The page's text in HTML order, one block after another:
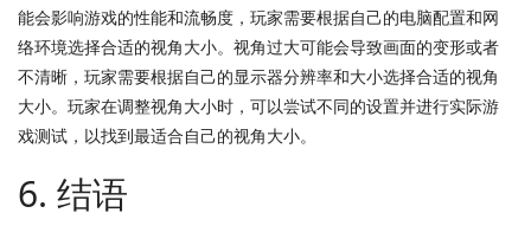
能会影响游戏的性能和流畅度，玩家需要根据自己的电脑配置和网
络环境选择合适的视角大小。视角过大可能会导致画面的变形或者
不清晰，玩家需要根据自己的显示器分辨率和大小选择合适的视角
大小。玩家在调整视角大小时，可以尝试不同的设置并进行实际游
戏测试，以找到最适合自己的视角大小。
6. 结语